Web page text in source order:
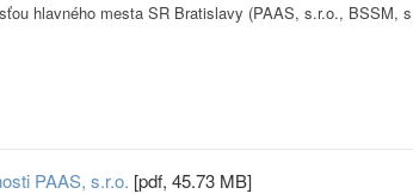
hlavného mesta SR Bratislavy (PAAS, s.r.o., BSSM,
PAAS, s.r.o. [pdf, 45.73 MB]